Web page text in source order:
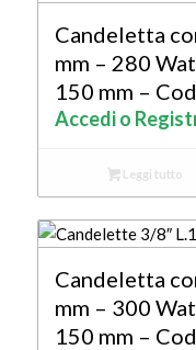
Candeletta
mm – 280
150 mm –
Accedi o
Leggi tutto
Candeletta
mm – 300
150 mm –